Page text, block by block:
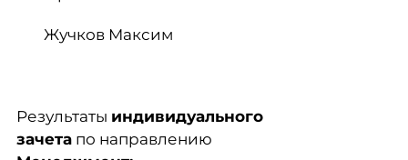
Жучков Максим
Результаты индивидуального
зачета по направлению